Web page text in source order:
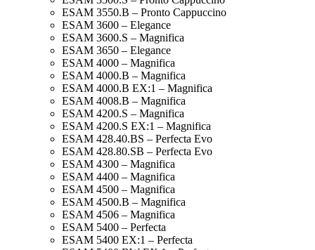
ESAM 3550.B – Pronto Cappuccino
ESAM 3600 – Elegance
ESAM 3600.S – Magnifica
ESAM 3650 – Elegance
ESAM 4000 – Magnifica
ESAM 4000.B – Magnifica
ESAM 4000.B EX:1 – Magnifica
ESAM 4008.B – Magnifica
ESAM 4200.S – Magnifica
ESAM 4200.S EX:1 – Magnifica
ESAM 428.40.BS – Perfecta Evo
ESAM 428.80.SB – Perfecta Evo
ESAM 4300 – Magnifica
ESAM 4400 – Magnifica
ESAM 4500 – Magnifica
ESAM 4500.B – Magnifica
ESAM 4506 – Magnifica
ESAM 5400 – Perfecta
ESAM 5400 EX:1 – Perfecta